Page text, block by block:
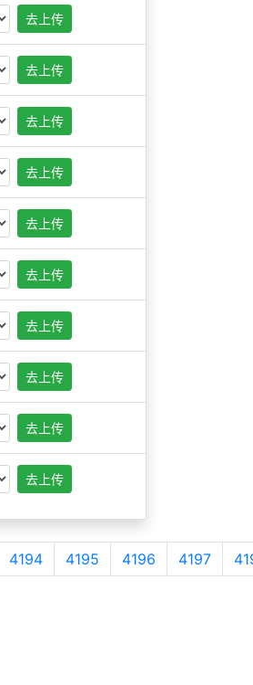
去上传
去上传
去上传
去上传
去上传
去上传
去上传
去上传
去上传
去上传
4194 4195 4196 4197